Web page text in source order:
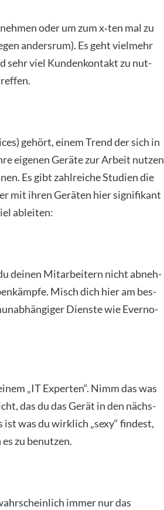
oder um zum x‑ten mal zu
anders­rum). Es geht viel­mehr
sehr viel Kun­den­kon­takt zu nut­
gehört, einem Trend der sich in
eige­nen Gerä­te zur Arbeit nut­zen
Es gibt zahl­rei­che Stu­di­en die
mit ihren Gerä­ten hier signi­fi­kant
ablei­ten:
dei­nen Mit­ar­bei­tern nicht abneh­
Misch dich hier am bes­
Diens­te wie Ever­no­
„IT Exper­ten“. Nimm das was
das du das Gerät in den nächs­
was du wirk­lich „sexy“ fin­dest,
zu benut­zen.
immer nur das